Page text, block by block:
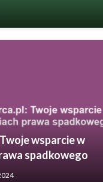
wsparcie w
spadkowego